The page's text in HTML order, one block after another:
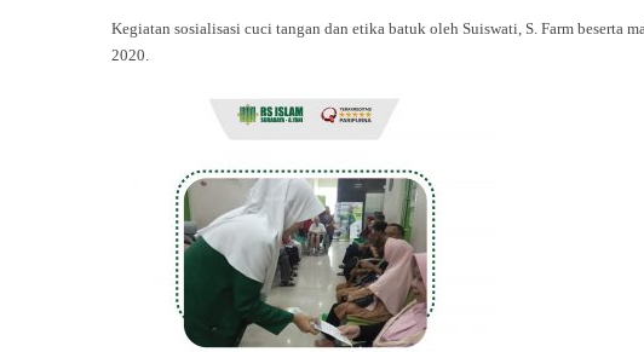
Kegiatan sosialisasi cuci tangan dan etika batuk oleh Suiswati, S. Farm beserta
2020.